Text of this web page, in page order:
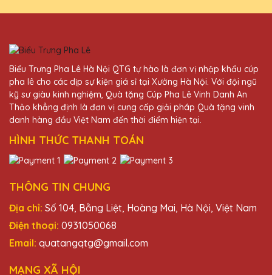
27/11/2025
Kỷ niệm chương pha lê từ Quà Tặng Pha Lê
QTG luôn làm tôi hài lòng. Sản phẩm chất
lượng cao và dịch vụ chuyên nghiệp.
Hồ Văn Thịnh
27/11/2025
Sản phẩm của Quà Tặng Pha Lê QTG
thần lớn cho người nhận.
Phạm Văn Thành
27/11/2025
Biểu Trưng Pha Lê Hà Nội QTG tự hào là đơn vị nhập khẩu cúp
pha lê cho các dịp sự kiện giá sỉ tại Xưởng Hà Nội. Với đội ngũ
kỹ sư giàu kinh nghiệm, Quà tặng Cúp Pha Lê Vinh Danh An
Thảo khẳng định là đơn vị cung cấp giải pháp Quà tặng vinh
danh hàng đầu Việt Nam đến thời điểm hiện tại.
HÌNH THỨC THANH TOÁN
THÔNG TIN CHUNG
Địa chỉ: Số 104, Bằng Liệt, Hoàng Mai, Hà Nội, Việt Nam
Điện thoại: 0931050068
Email: quatangqtg@gmail.com
MẠNG XÃ HỘI